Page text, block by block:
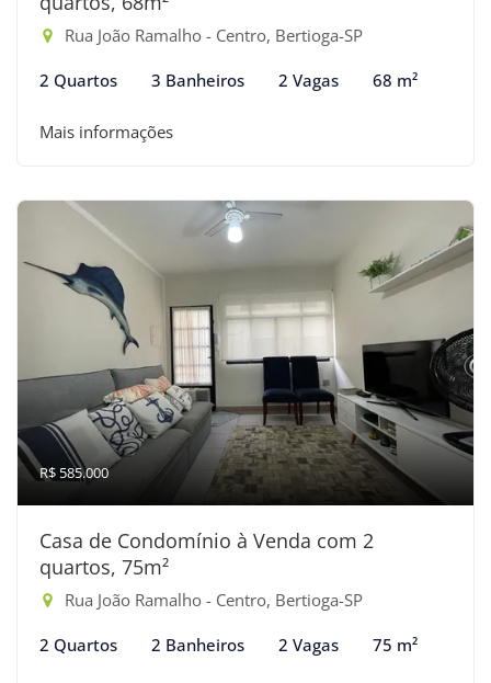
Rua João Ramalho - Centro, Bertioga-SP
2 Quartos 3 Banheiros 2 Vagas 68 m²
Mais informações
R$ 585.000
Casa de Condomínio à Venda com 2
quartos, 75m²
Rua João Ramalho - Centro, Bertioga-SP
2 Quartos 2 Banheiros 2 Vagas 75 m²